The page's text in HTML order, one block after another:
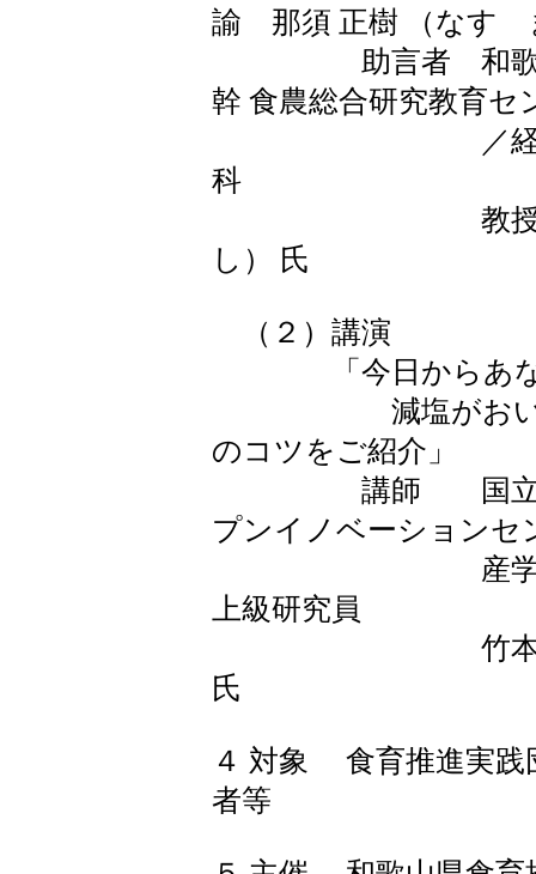
諭 那須 正樹 （なす
助言者 和歌山大
幹 食農総合研究教育セ
／経済学部及
科
教授 岸上 光
し） 氏
（２）講演 １
「今日からあなた
減塩がおいしく
のコツをご紹介」
講師 国立循環
プンイノベーションセ
産学連携本
上級研究員
竹本 小百合
氏
４ 対象 食育推進実践
者等